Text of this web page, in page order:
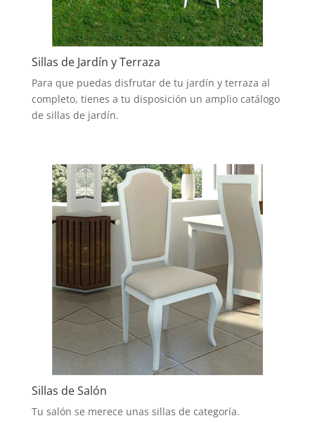
Sillas de Jardín y Terraza
Para que puedas disfrutar de tu jardín y terraza al
completo, tienes a tu disposición un amplio catálogo
de sillas de jardín.
Sillas de Salón
Tu salón se merece unas sillas de categoría.